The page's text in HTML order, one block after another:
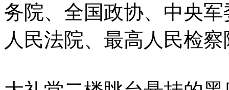
务院、全国政协、中央
人民法院、最高人民检